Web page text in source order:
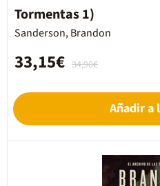
Tormentas 1)
Sanderson, Brandon
34,90€
33,15€
Añadir a